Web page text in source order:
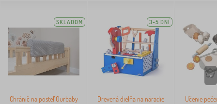
SKLADOM
Chránič na posteľ Ourbaby
3-5 DNÍ
Drevená dielňa na náradie
Učenie
>